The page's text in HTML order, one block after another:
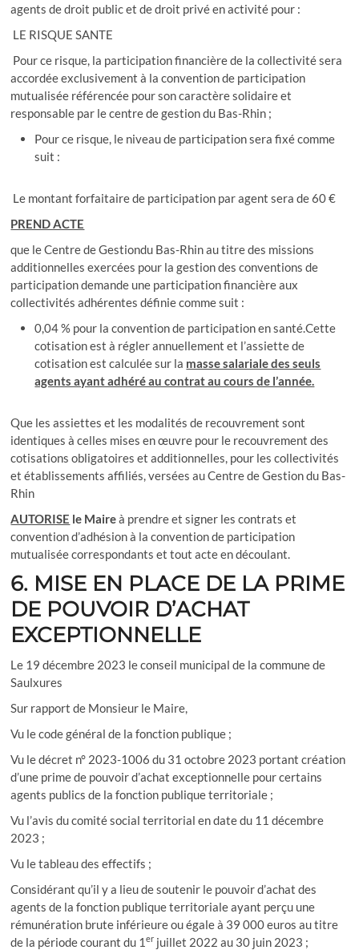
agents de droit public et de droit privé en activité pour :
LE RISQUE SANTE
Pour ce risque, la participation financière de la collectivité sera
accordée exclusivement à la convention de participation
mutualisée référencée pour son caractère solidaire et
responsable par le centre de gestion du Bas-Rhin ;
Pour ce risque, le niveau de participation sera fixé comme
suit :
Le montant forfaitaire de participation par agent sera de 60 €
PREND ACTE
que le Centre de Gestiondu Bas-Rhin au titre des missions
additionnelles exercées pour la gestion des conventions de
participation demande une participation financière aux
collectivités adhérentes définie comme suit :
0,04 % pour la convention de participation en santé.Cette
cotisation est à régler annuellement et l’assiette de
cotisation est calculée sur la masse salariale des seuls
agents ayant adhéré au contrat au cours de l’année.
Que les assiettes et les modalités de recouvrement sont
identiques à celles mises en œuvre pour le recouvrement des
cotisations obligatoires et additionnelles, pour les collectivités
et établissements affiliés, versées au Centre de Gestion du Bas-
Rhin
AUTORISE le Maireà prendre et signer les contrats et
convention d’adhésion à la convention de participation
mutualisée correspondants et tout acte en découlant.
6. MISE EN PLACE DE LA PRIME
DE POUVOIR D’ACHAT
EXCEPTIONNELLE
Le 19 décembre 2023 le conseil municipal de la commune de
Saulxures
Sur rapport de Monsieur le Maire,
Vu le code général de la fonction publique ;
Vu le décret n° 2023-1006 du 31 octobre 2023 portant création
d’une prime de pouvoir d’achat exceptionnelle pour certains
agents publics de la fonction publique territoriale ;
Vu l’avis du comité social territorial en date du 11 décembre
2023 ;
Vu le tableau des effectifs ;
Considérant qu’il y a lieu de soutenir le pouvoir d’achat des
agents de la fonction publique territoriale ayant perçu une
rémunération brute inférieure ou égale à 39 000 euros au titre
de la période courant du 1er juillet 2022 au 30 juin 2023 ;